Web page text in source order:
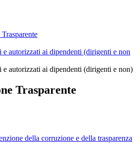
autorizzati ai dipendenti (dirigenti e non
autorizzati ai dipendenti (dirigenti e non)
Trasparente
della corruzione e della trasparenza